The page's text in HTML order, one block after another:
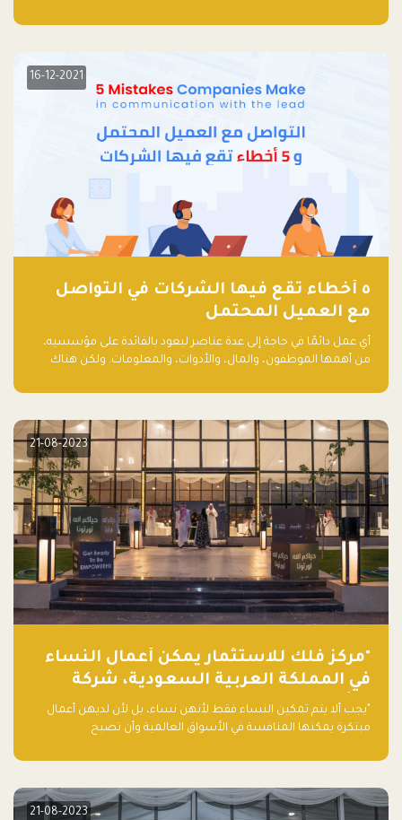
مشاركاً من أبرز صناديق رأس المال الجريء وممثلي المؤسسات
16-12-2021
٥ أخطاء تقع فيها الشركات في التواصل
مع العميل المحتمل
أي عمل دائمًا في حاجة إلى عدة عناصر ليعود بالفائدة على مؤسسيه،
من أهمها الموظفون، والمال، والأدوات، والمعلومات. ولكن هناك
أساسه ذلك العمل.
21-08-2023
"مركز فلك للاستثمار يمكّن أعمال النساء
في المملكة العربية السعودية، شركة
ناشئة تلو الأخرى."
"يجب ألا يتم تمكين النساء فقط لأنهن نساء، بل لأن لديهن أعمال
مبتكرة يمكنها المنافسة في الأسواق العالمية وأن تصبح
21-08-2023